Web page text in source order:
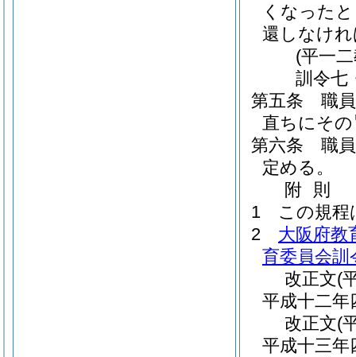
くなった
還しなけ
(平一
訓令七
第五条
職
直ちにそ
第六条
職
定める。
附 則
1
この規程
2
大阪府教
育委員会訓
改正文(
平成十二年
改正文(
平成十三